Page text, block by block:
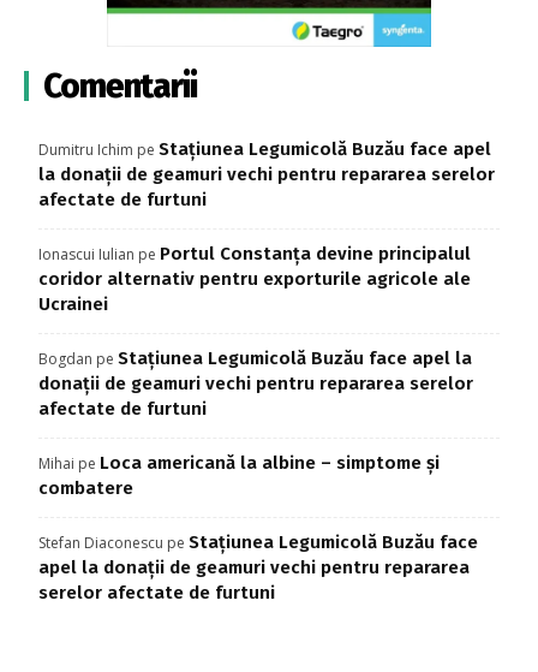
Comentarii
Dumitru Ichim pe Stațiunea Legumicolă Buzău face apel
la donații de geamuri vechi pentru repararea serelor
afectate de furtuni
Ionascui Iulian pe Portul Constanța devine principalul
coridor alternativ pentru exporturile agricole ale
Ucrainei
Bogdan pe Stațiunea Legumicolă Buzău face apel la
donații de geamuri vechi pentru repararea serelor
afectate de furtuni
Mihai pe Loca americană la albine – simptome și
combatere
Stefan Diaconescu pe Stațiunea Legumicolă Buzău face
apel la donații de geamuri vechi pentru repararea
serelor afectate de furtuni